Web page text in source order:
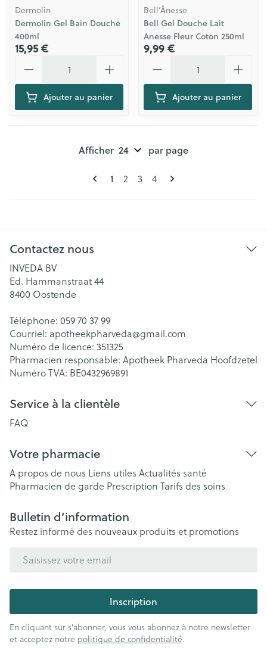
Dermolin
Dermolin Gel Bain Douche
400ml
15,95 €
Ajouter au panier
Bell’Ânesse
Bell Gel Douche Lait
Anesse Fleur Coton 250ml
9,99 €
Ajouter au panier
Pages
Vous lisez actuellement la page
1 Page
2 Page
3 Page
4
Afficher par page
Contactez nous
INVEDA BV
Ed. Hammanstraat 44
8400 Oostende
Téléphone: 059 70 37 99
Courriel: apotheekpharveda@gmail.com
Numéro de licence: 351325
Pharmacien responsable: Apotheek Pharveda Hoofdzetel
Numéro TVA: BE0432969891
Service à la clientèle
FAQ
Votre pharmacie
A propos de nous Liens utiles Actualités santé
Pharmacien de garde Prescription Tarifs des soins
Bulletin d’information
Restez informé des nouveaux produits et promotions
Inscription
En cliquant sur s'abonner, vous vous abonnez à notre newsletter
et acceptez notre politique de confidentialité.